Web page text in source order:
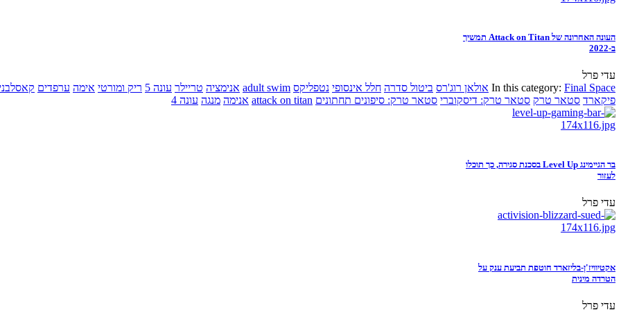
העונה האחרונה של Attack on Titan תמשיך
ב-2022
עדי פרל
In this category: Final Space אולאן רוג'רס ביטול סדרה חלל אינסופי נטפליקס adult swim אנימציה טריילר עונה 5 ריק ומורטי אימה ערפדים
פיקארד סטאר טרק סטאר טרק: דיסקוברי סטאר טרק: סיפונים תחתונים attack on titan אנימה מנגה עונה 4
בר הגיימינג Level Up בסכנת סגירה, כך תוכלו
לעזור
עדי פרל
אקטיוויז'ן-בליזארד חוטפת תביעת ענק על
הטרדה מינית
עדי פרל